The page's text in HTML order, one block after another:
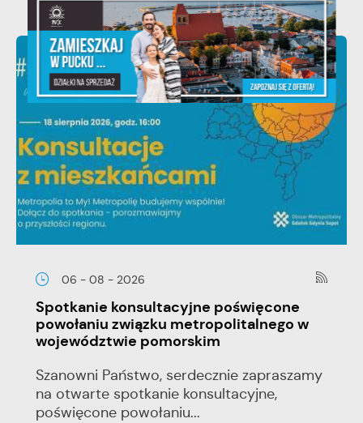
06 - 08 - 2026
Spotkanie konsultacyjne poświęcone
powołaniu związku metropolitalnego w
województwie pomorskim
Szanowni Państwo, serdecznie zapraszamy
na otwarte spotkanie konsultacyjne,
poświęcone powołaniu...